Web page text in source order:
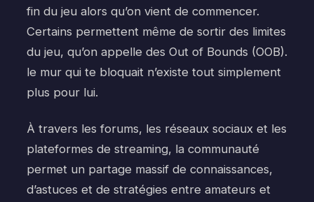
fin du jeu alors qu’on vient de commencer.
Certains permettent même de sortir des limites
du jeu, qu’on appelle des Out of Bounds (OOB).
le mur qui te bloquait n’existe tout simplement
plus pour lui.
À travers les forums, les réseaux sociaux et les
plateformes de streaming, la communauté
permet un partage massif de connaissances,
d’astuces et de stratégies entre amateurs et